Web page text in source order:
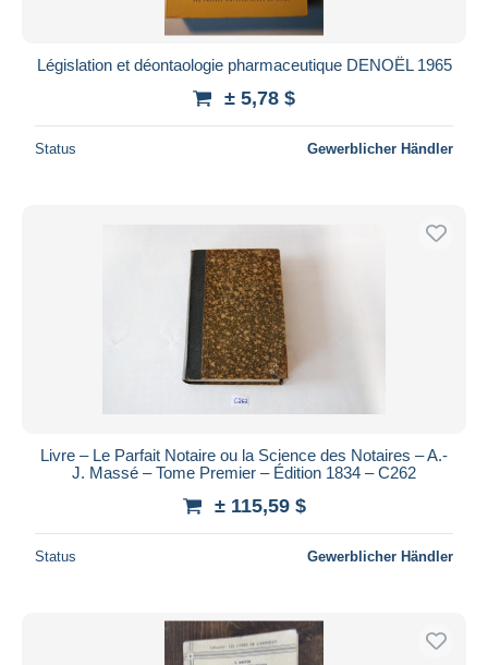
Législation et déontaologie pharmaceutique DENOËL 1965
± 5,78 $
Status Gewerblicher Händler
Livre – Le Parfait Notaire ou la Science des Notaires – A.-
J. Massé – Tome Premier – Édition 1834 – C262
± 115,59 $
Status Gewerblicher Händler